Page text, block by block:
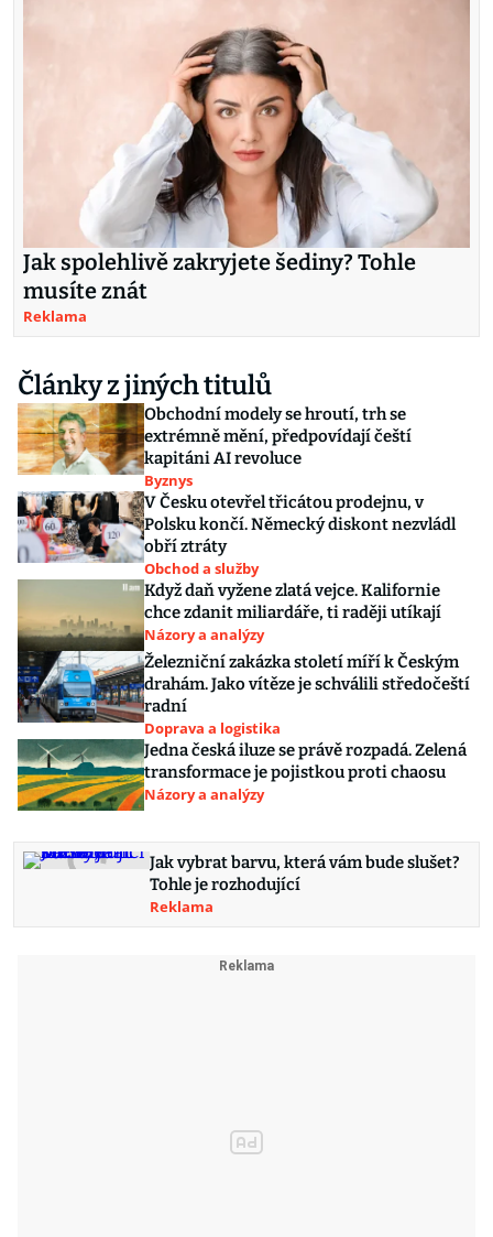
Jak spolehlivě zakryjete šediny? Tohle
musíte znát
Reklama
Články z jiných titulů
Obchodní modely se hroutí, trh se
extrémně mění, předpovídají čeští
kapitáni AI revoluce
Byznys
V Česku otevřel třicátou prodejnu, v
Polsku končí. Německý diskont nezvládl
obří ztráty
Obchod a služby
Když daň vyžene zlatá vejce. Kalifornie
chce zdanit miliardáře, ti raději utíkají
Názory a analýzy
Železniční zakázka století míří k Českým
drahám. Jako vítěze je schválili středočeští
radní
Doprava a logistika
Jedna česká iluze se právě rozpadá. Zelená
transformace je pojistkou proti chaosu
Názory a analýzy
Jak vybrat barvu, která vám bude slušet?
Tohle je rozhodující
Reklama